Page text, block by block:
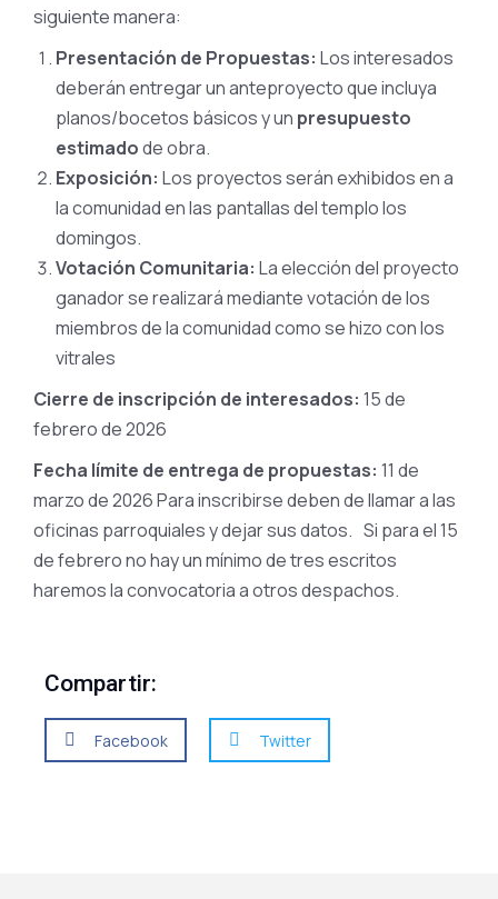
siguiente manera:
Presentación de Propuestas: Los interesados
deberán entregar un anteproyecto que incluya
planos/bocetos básicos y un presupuesto
estimadode obra.
Exposición: Los proyectos serán exhibidos en a
la comunidad en las pantallas del templo los
domingos.
Votación Comunitaria: La elección del proyecto
ganador se realizará mediante votación de los
miembros de la comunidad como se hizo con los
vitrales
Cierre de inscripción de interesados: 15 de
febrero de 2026
Fecha límite de entrega de propuestas: 11 de
marzo de 2026 Para inscribirse deben de llamar a las
oficinas parroquiales y dejar sus datos. Si para el 15
de febrero no hay un mínimo de tres escritos
haremos la convocatoria a otros despachos.
Compartir:
Facebook Twitter